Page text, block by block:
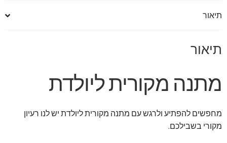
תיאור
תיאור
מתנה מקורית ליולדת
מחפשים להפתיע ולרגש עם מתנה מקורית ליולדת יש לנו רעיון
מקורי בשבילכם.